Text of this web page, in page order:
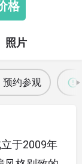
格
照片
预约参观
于2009年